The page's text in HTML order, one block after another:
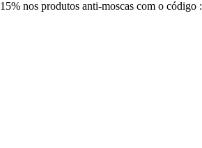
15% nos produtos anti-moscas com o código :